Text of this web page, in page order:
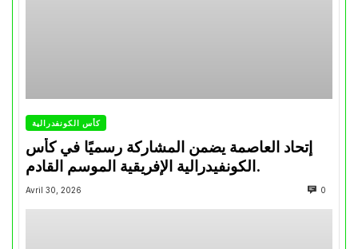
كأس الكونفدرالية
إتحاد العاصمة يضمن المشاركة رسميًا في كأس
الكونفيدرالية الإفريقية الموسم القادم.
Avril 30, 2026 0